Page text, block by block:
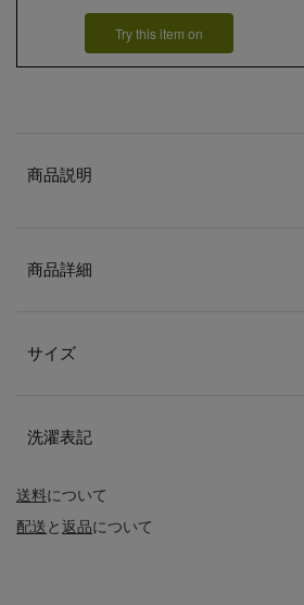
Try this item on
送料について
配送と返品について
商品説明
商品詳細
サイズ
洗濯表記